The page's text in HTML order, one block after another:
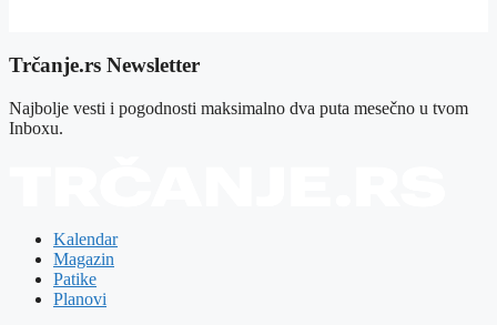
Trčanje.rs Newsletter
Najbolje vesti i pogodnosti maksimalno dva puta mesečno u tvom
Inboxu.
Kalendar
Magazin
Patike
Planovi